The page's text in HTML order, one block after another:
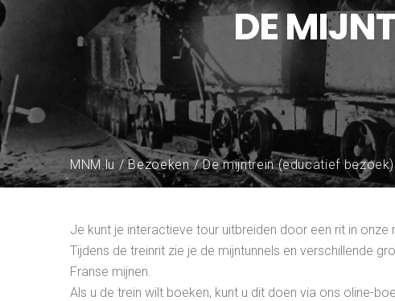
DE
MNM.lu Bezoeken De mijntrein (educatief bezoek)
Je kunt je interactieve tour uitbreiden door een rit in
Tijdens de treinrit zie je de mijntunnels en verschillende
Franse mijnen.
Als u de trein wilt boeken, kunt u dit doen via ons oline-